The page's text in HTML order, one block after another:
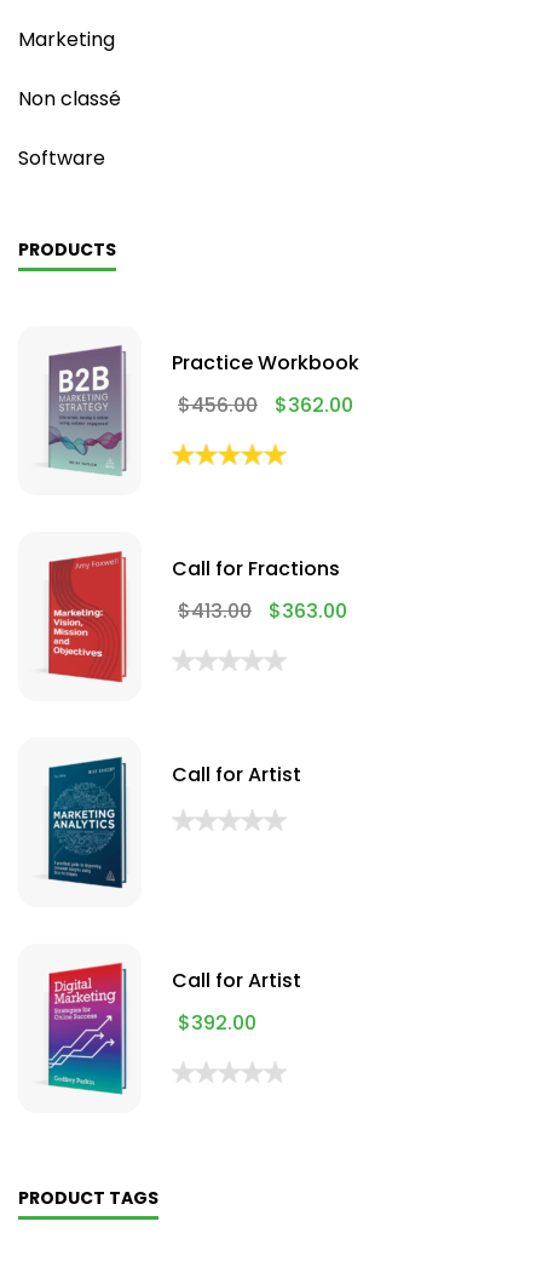
Marketing
Non classé
Software
PRODUCTS
Practice Workbook
$456.00 $362.00
Call for Fractions
$413.00 $363.00
Call for Artist
Call for Artist
$392.00
PRODUCT TAGS